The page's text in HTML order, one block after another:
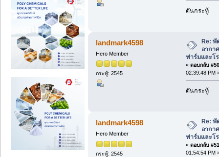
ดันกระทู้
landmark4598
Hero Member
กระทู้: 2545
Re:
อากา
ฟาร์มและโ
« ตอบกลับ
02:39:48 PM
ดันกระทู้
landmark4598
Hero Member
กระทู้: 2545
Re:
อากา
ฟาร์มและโ
« ตอบกลับ
01:54:54 PM